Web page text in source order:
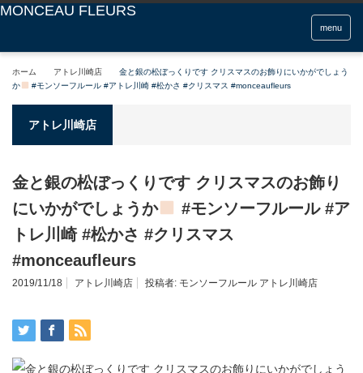
menu
ホーム アトレ川崎店
金と銀の松ぼっくりです クリスマスのお飾りにいかがでしょう
か
#モンソーフルール #アトレ川崎 #松かさ #クリスマス #monceaufleurs
アトレ川崎店
金と銀の松ぼっくりです クリスマスのお飾り
にいかがでしょうか
#モンソーフルール #ア
トレ川崎 #松かさ #クリスマス
#monceaufleurs
2019/11/18 アトレ川崎店 投稿者: モンソーフルール アトレ川崎店